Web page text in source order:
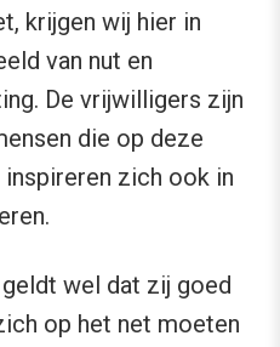
krijgen wij hier in
van nut en
De vrijwilligers zijn
die op deze
inspireren zich ook in
wel dat zij goed
op het net moeten